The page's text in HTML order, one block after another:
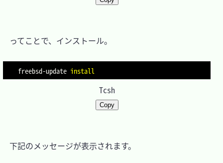
ってことで、インストール。
freebsd-update install
Tcsh
Copy
下記のメッセージが表示されます。